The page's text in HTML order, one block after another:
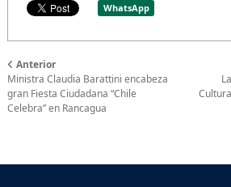
WhatsApp
Anterior
Ministra Claudia Barattini encabeza
gran Fiesta Ciudadana “Chile
Celebra” en Rancagua